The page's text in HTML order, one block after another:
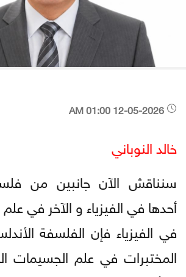
خالد النوباني
سنناقش الآن جانبين من
أحدها في الفيزياء و الآخر في
في الفيزياء فإن الفلسفة
المختبرات في علم الجسيمات